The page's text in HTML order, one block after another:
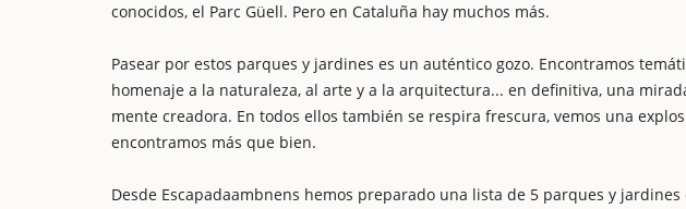
conocidos, el Parc Güell. Pero en Cataluña hay muchos más.
Pasear por estos parques y jardines es un auténtico gozo. Encontramos
homenaje a la naturaleza, al arte y a la arquitectura... en definitiva, una
mente creadora. En todos ellos también se respira frescura, vemos una
encontramos más que bien.
Desde Escapadaambnens hemos preparado una lista de 5 parques y